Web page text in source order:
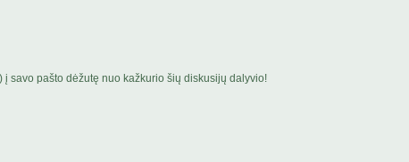
savo pašto dėžutę nuo kažkurio šių diskusijų dalyvio!